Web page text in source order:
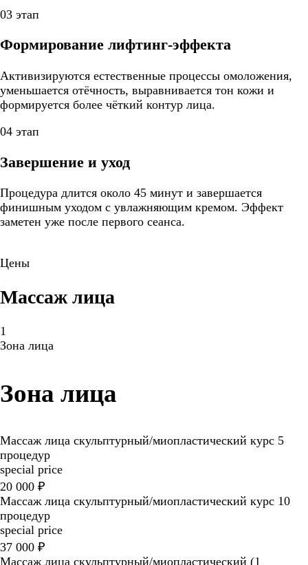
03 этап
Формирование лифтинг-эффекта
Активизируются естественные процессы омоложения,
уменьшается отёчность, выравнивается тон кожи и
формируется более чёткий контур лица.
04 этап
Завершение и уход
Процедура длится около 45 минут и завершается
финишным уходом с увлажняющим кремом. Эффект
заметен уже после первого сеанса.
Цены
Массаж лица
1
Зона лица
Зона лица
Массаж лица скульптурный/миопластический курс 5
процедур
special price
20 000 ₽
Массаж лица скульптурный/миопластический курс 10
процедур
special price
37 000 ₽
Массаж лица скульптурный/миопластический (1